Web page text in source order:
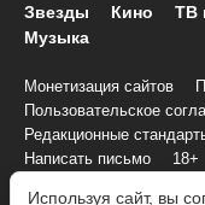
Звезды Кино ТВ
Музыка
Монетизация сайтов
Пользовательское
Редакционные
Написать письмо
18+
Используя сайт, вы